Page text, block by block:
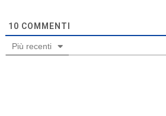
10 COMMENTI
Più recenti